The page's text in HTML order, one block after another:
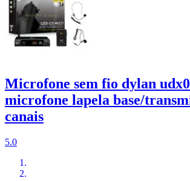
Microfone sem fio dylan
microfone lapela base/
canais
5.0